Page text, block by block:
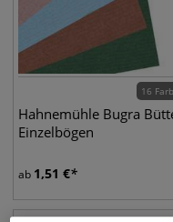
16
Hahnemühle Bugra
Einzelbögen
ab 1,51 €